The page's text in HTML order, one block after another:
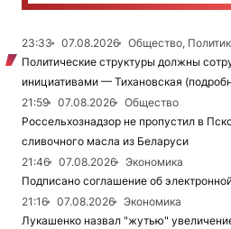
23:33 07.08.2026
Общество,
Политические структуры должны
инициативами — Тихановская
21:59
07.08.2026
Общество
Россельхознадзор не пропустил в
сливочного масла из Беларуси
21:46
07.08.2026
Экономика
Подписано соглашение об
21:16
07.08.2026
Экономика
Лукашенко назвал "жутью"